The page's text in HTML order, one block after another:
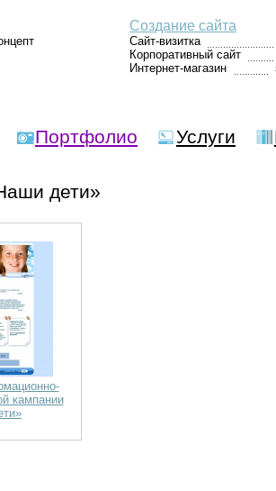
Создание сайта
Сайт-визитка
Корпоративный сайт
Интернет-магазин
Портфолио Услуги
дети»
кампании